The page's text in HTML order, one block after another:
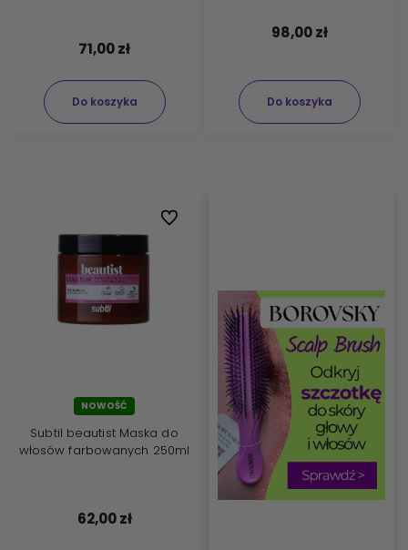
71,00 zł
Do koszyka
98,00 zł
Do koszyka
NOWOŚĆ
Subtil beautist Maska do
włosów farbowanych 250ml
62,00 zł
Do ulubionych